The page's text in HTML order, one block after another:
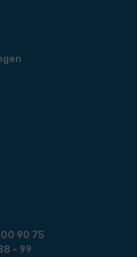
90 75
- 99